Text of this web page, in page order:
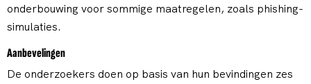
onderbouwing voor sommige maatregelen, zoals phishing-
simulaties.
Aanbevelingen
De onderzoekers doen op basis van hun bevindingen zes